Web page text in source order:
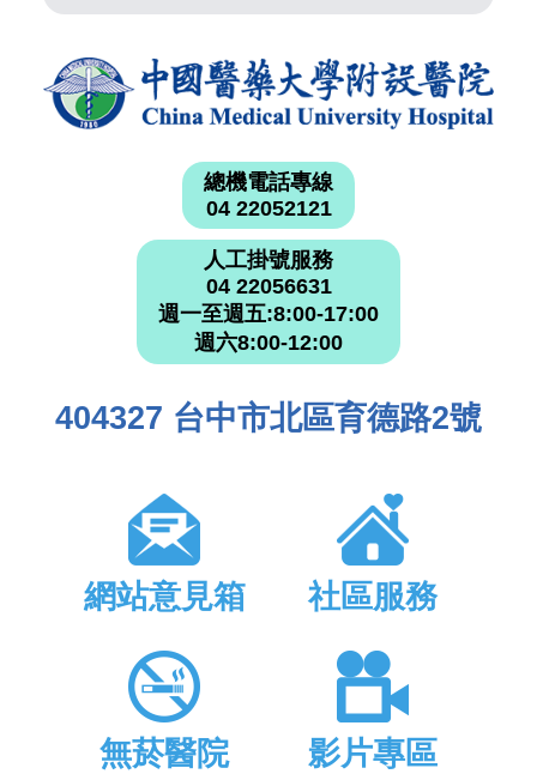
總機電話專線
04 22052121
人工掛號服務
04 22056631
週一至週五:8:00-17:00
週六8:00-12:00
404327 台中市北區育德路2號
網站意見箱 社區服務
無菸醫院 影片專區